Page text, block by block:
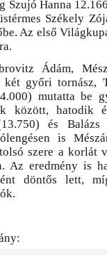
Hanna
Székely
Az első
Ádám,
győri tornász,
mutatta be
között, hatodik
és
is
szere a korlát
Az eredmény is
döntős lett,